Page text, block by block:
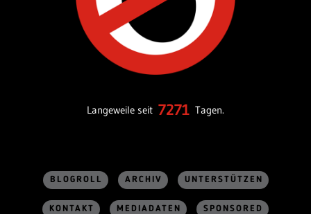
Langeweile seit 7271 Tagen.
BLOGROLL ARCHIV UNTERSTÜTZEN
KONTAKT MEDIADATEN SPONSORED